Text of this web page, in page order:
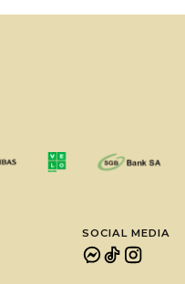
SOCIAL MEDIA